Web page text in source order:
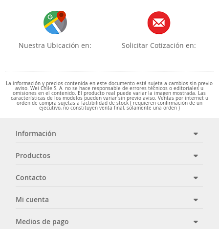
Nuestra Ubicación en: Solicitar Cotización en:
La información y precios contenida en este documento está sujeta a cambios sin previo
aviso. Wei Chile S. A. no se hace responsable de errores técnicos o editoriales u
omisiones en el contenido. El producto real puede variar la imagen mostrada. Las
características de los modelos pueden variar sin previo aviso. Ventas por internet u
orden de compra sujetas a factibilidad de stock ( requieren confirmación de un
ejecutivo, no constituyen venta final, solamente una orden )
Información
Productos
Contacto
Mi cuenta
Medios de pago